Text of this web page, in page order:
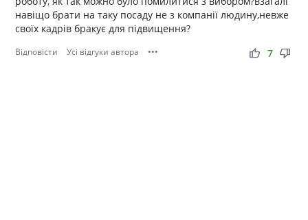
навіщо брати на таку посаду не з компанії людину,невже
своїх кадрів бракує для підвищення?
Відповісти Усі відгуки автора ••• thumb_up thumb_down
7